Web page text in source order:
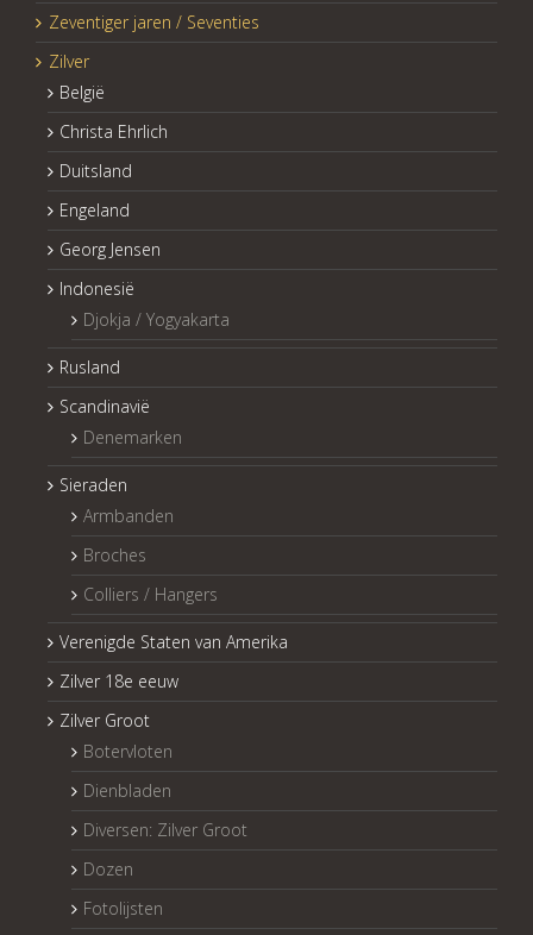
Zeventiger jaren / Seventies
Zilver
België
Christa Ehrlich
Duitsland
Engeland
Georg Jensen
Indonesië
Djokja / Yogyakarta
Rusland
Scandinavië
Denemarken
Sieraden
Armbanden
Broches
Colliers / Hangers
Verenigde Staten van Amerika
Zilver 18e eeuw
Zilver Groot
Botervloten
Dienbladen
Diversen: Zilver Groot
Dozen
Fotolijsten